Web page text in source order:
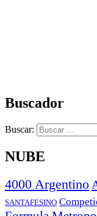
Buscador
Buscar:
NUBE
4000 Argentino
SANTAFESINO